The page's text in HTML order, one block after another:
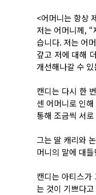
<어머니는 항상
저는 어머니께,
습니다. 저는 어
갚고 저에 대해
개선해나갈 수
캔디는 다시 한
센 어머니로 인
통해 조금씩 서
그는 딸 캐리와
머니의 말에 대
캔디는 아티스
는 것이 기쁘다